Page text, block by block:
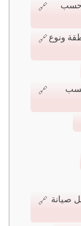
حسب
ونوع
صيانة